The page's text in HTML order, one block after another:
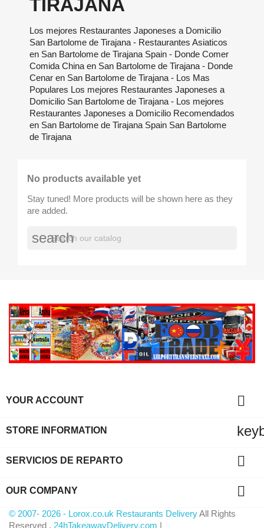
TIRAJANA
Los mejores Restaurantes Japoneses a Domicilio
San Bartolome de Tirajana - Restaurantes Asiaticos
en San Bartolome de Tirajana Spain - Donde Comer
Comida China en San Bartolome de Tirajana - Donde
Cenar en San Bartolome de Tirajana - Los Mas
Populares Los mejores Restaurantes Japoneses a
Domicilio San Bartolome de Tirajana - Los mejores
Restaurantes Japoneses a Domicilio Recomendados
en San Bartolome de Tirajana Spain San Bartolome
de Tirajana
No products available yet
Stay tuned! More products will be shown here as they
are added.
search
YOUR ACCOUNT 
STORE INFORMATION
SERVICIOS DE REPARTO 
OUR COMPANY 
© 2007- 2026 - Lorox.co.uk Restaurants DeliveryAll Rights
Reserved . 24hTakeawayDelivery.com |